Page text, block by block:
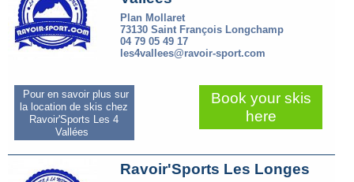
Plan Mollaret
73130 Saint François Longchamp
04 79 05 49 17
les4vallees@ravoir-sport.com
Pour en savoir plus sur
la location de skis chez
Ravoir'Sports Les 4
Vallées
Book your skis
here
Ravoir'Sports Les Longes